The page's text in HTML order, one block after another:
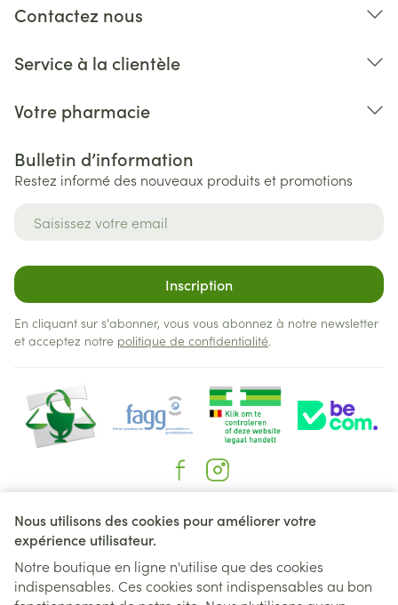
Nous utilisons des cookies pour améliorer votre
expérience utilisateur.
Notre boutique en ligne n'utilise que des cookies
indispensables. Ces cookies sont indispensables au bon
Contactez nous
Service à la clientèle
Votre pharmacie
Bulletin d’information
Restez informé des nouveaux produits et promotions
Inscription
En cliquant sur s'abonner, vous vous abonnez à notre newsletter
et acceptez notre politique de confidentialité.
Liens légaux